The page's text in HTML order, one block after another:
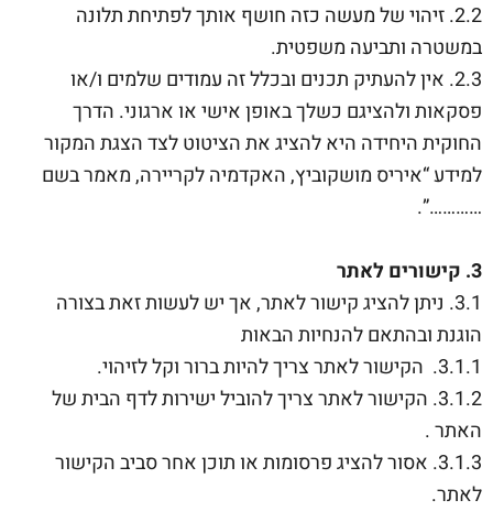
2.2. זיהוי של מעשה כזה חושף אותך לפתיחת תלונה
במשטרה ותביעה משפטית.
2.3. אין להעתיק תכנים ובכלל זה עמודים שלמים ו/או
פסקאות ולהציגם כשלך באופן אישי או ארגוני. הדרך
החוקית היחידה היא להציג את הציטוט לצד הצגת המקור
למידע “איריס מושקוביץ, האקדמיה לקריירה, מאמר בשם
…………”.
3. קישורים לאתר
3.1. ניתן להציג קישור לאתר, אך יש לעשות זאת בצורה
הוגנת ובהתאם להנחיות הבאות
3.1.1. הקישור לאתר צריך להיות ברור וקל לזיהוי.
3.1.2. הקישור לאתר צריך להוביל ישירות לדף הבית של
האתר .
3.1.3. אסור להציג פרסומות או תוכן אחר סביב הקישור
לאתר.